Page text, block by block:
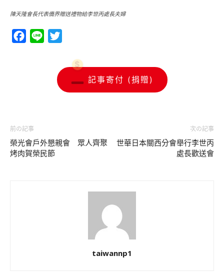
陳天隆會長代表僑界贈送禮物給李世丙處長夫婦
Facebook
Line
記事寄付 (捐贈)
前の記事
榮光會戶外懇親會 眾人齊聚
烤肉賀榮民節
次の記事
世華日本關西分會舉行李世丙
處長歡送會
taiwannp1